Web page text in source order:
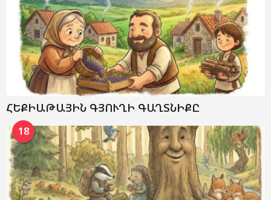
ՀԵՔԻԱԹԱՅԻՆ ԳՅՈՒՂԻ ԳԱՂՏՆԻՔԸ
18